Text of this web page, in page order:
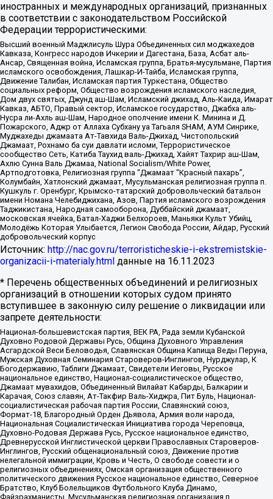
иностранных и международных организаций, признанных
в соответствии с законодательством Российской
Федерации террористическими:
Высший военный Маджлисуль Шура Объединенных сил моджахедов
Кавказа, Конгресс народов Ичкерии и Дагестана, База, Асбат аль-
Ансар, Священная война, Исламская группа, Братья-мусульмане, Партия
исламского освобождения, Лашкар-И-Тайба, Исламская группа,
Движение Талибан, Исламская партия Туркестана, Общество
социальных реформ, Общество возрождения исламского наследия,
Дом двух святых, Джунд аш-Шам, Исламский джихад, Аль-Каида, Имарат
Кавказ, АБТО, Правый сектор, Исламское государство, Джабха аль-
Нусра ли-Ахль аш-Шам, Народное ополчение имени К. Минина и Д.
Пожарского, Аджр от Аллаха Субхану уа Тагьаля SHAM, АУМ Синрике,
Муджахеды джамаата Ат-Тавхида Валь-Джихад, Чистопольский
Джамаат, Рохнамо ба суи давлати исломи, Террористическое
сообщество Сеть, Катиба Таухид валь-Джихад, Хайят Тахрир аш-Шам,
Ахлю Сунна Валь Джамаа, National Socialism/White Power,
Артподготовка, Религиозная группа “Джамаат “Красный пахарь”,
Колумбайн, Хатлонский джамаат, Мусульманская религиозная группа п.
Кушкуль г. Оренбург, Крымско-татарский добровольческий батальон
имени Номана Челебиджихана, Азов, Партия исламского возрождения
Таджикистана, Народная самооборона, Дуббайский джамаат,
московская ячейка, Батал-Хаджи Белхороев, Маньяки Культ Убийц,
Молодёжь Которая Улыбается, Легион Свобода России, Айдар, Русский
добровольческий корпус
Источник: http://nac.gov.ru/terroristicheskie-i-ekstremistskie-
organizacii-i-materialy.html данные на 16.11.2023
* Перечень общественных объединений и религиозных
организаций в отношении которых судом принято
вступившее в законную силу решение о ликвидации или
запрете деятельности:
Национал-большевистская партия, ВЕК РА, Рада земли Кубанской
Духовно Родовой Державы Русь, Община Духовного Управления
Асгардской Веси Беловодья, Славянская Община Капища Веды Перуна,
Мужская Духовная Семинария Староверов-Инглингов, Нурджулар, К
Богодержавию, Таблиги Джамаат, Свидетели Иеговы, Русское
национальное единство, Национал-социалистическое общество,
Джамаат мувахидов, Объединенный Вилайат Кабарды, Балкарии и
Карачая, Союз славян, Ат-Такфир Валь-Хиджра, Пит Буль, Национал-
социалистическая рабочая партия России, Славянский союз,
Формат-18, Благородный Орден Дьявола, Армия воли народа,
Национальная Социалистическая Инициатива города Череповца,
Духовно-Родовая Держава Русь, Русское национальное единство,
Древнерусской Инглистической церкви Православных Староверов-
Инглингов, Русский общенациональный союз, Движение против
нелегальной иммиграции, Кровь и Честь, О свободе совести и о
религиозных объединениях, Омская организация общественного
политического движения Русское национальное единство, Северное
Братство, Клуб Болельщиков Футбольного Клуба Динамо,
Файзрахманисты, Мусульманская религиозная организация п.